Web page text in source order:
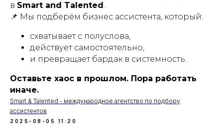
в Smart and Talented.
📌 Мы подберём бизнес ассистента, который:
схватывает с полуслова,
действует самостоятельно,
и превращает бардак в системность.
Оставьте хаос в прошлом. Пора работать
иначе.
Smart & Talented - международное агентство по подбору
ассистентов
2025-08-05 11:20